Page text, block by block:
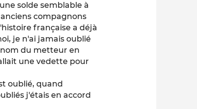
solde semblable à
compagnons
française a déjà
je n'ai jamais oublié
du metteur en
une vedette pour
oublié, quand
j'étais en accord